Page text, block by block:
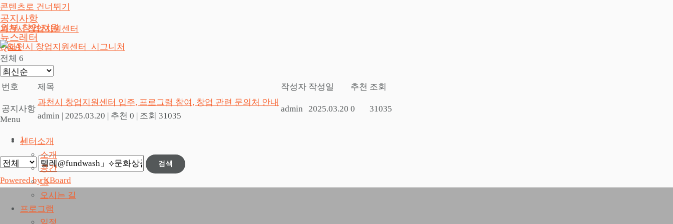
콘텐츠로 건너뛰기
과천시 창업지원센터
Menu
센터소개
소개
공간
CI
오시는 길
프로그램
일정
공지사항
외부 창업지원
뉴스레터
Q&A
전체 6
번호 제목 작성자 작성일 추천 조회
공지사항
과천시 창업지원센터 입주, 프로그램 참여, 창업 관련 문의처 안내
admin | 2025.03.20 | 추천 0 | 조회 31035
admin 2025.03.20 0 31035
1
검색
Powered by KBoard